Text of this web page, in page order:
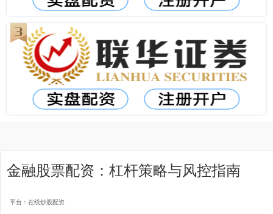
金融股票配资：杠杆策略与风控指南
平台：在线炒股配资